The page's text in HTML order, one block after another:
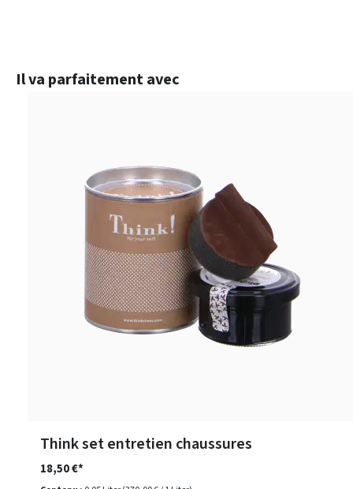
Ignorer la galerie de produits
Il va parfaitement avec
Think set entretien chaussures
18,50 €*